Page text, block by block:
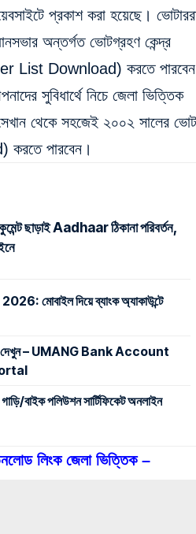
প্রকাশ করা হয়েছে।
অন্তর্গত ভোটগ্রহণ কেন্দ্র
List Download) করতে
সুবিধার্থে নিচে জেলা ভিত্তিক
থেকে সহজেই ২০০২ সালের
পারবেন।
ছাড়াই Aadhaar ঠিকানা পরিবর্তন,
দিয়ে ব্যাংক অ্যাকাউন্টে
দেখুন – UMANG Bank Account
পলিউশন সার্টিফিকেট অনলাইন
লিংক জেলা ভিত্তিক –